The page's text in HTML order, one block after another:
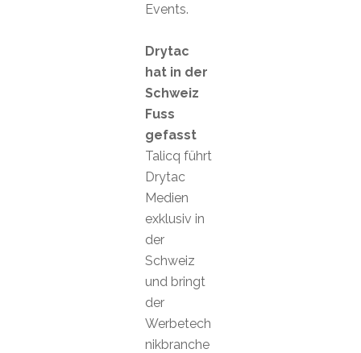
Events.
Drytac
hat in der
Schweiz
Fuss
gefasst
Talicq führt
Drytac
Medien
exklusiv in
der
Schweiz
und bringt
der
Werbetech
nikbranche